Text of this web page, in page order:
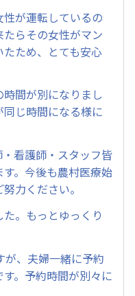
が運転しているの
らその女性がマン
ため、とても安心
間が別になりまし
じ時間になる様に
看護師・スタッフ皆
。今後も農村医療始
力ください。
。もっとゆっくり
が、夫婦一緒に予約
。予約時間が別々に